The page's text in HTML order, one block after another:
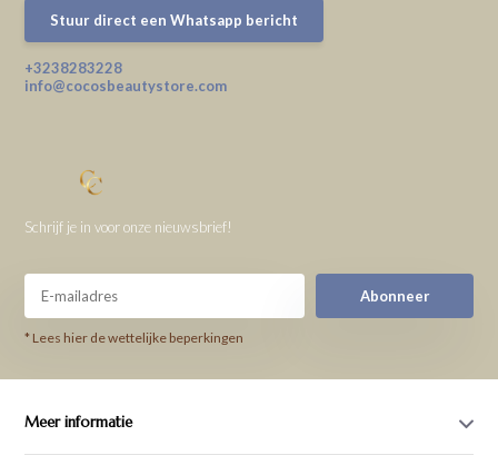
Stuur direct een Whatsapp bericht
+3238283228
info@cocosbeautystore.com
Schrijf je in voor onze nieuwsbrief!
Abonneer
* Lees hier de wettelijke beperkingen
Meer informatie